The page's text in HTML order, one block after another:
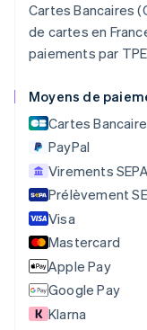
Cartes Bancaires
de cartes en
paiements par
Moyens de
Cartes
PayPal
Virements SEPA
Prélèvement
Visa
Mastercard
Apple Pay
Google Pay
Klarna
Belgique
Nederlands
Brésil
Bulgarie
English
Canada
English
Chine
简体中文 English
Chypre
English
English Italiano
Danemark
English
Émirats arabes
English